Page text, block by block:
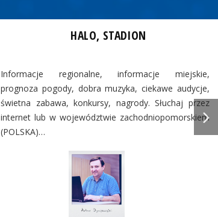
HALO, STADION
Informacje regionalne, informacje miejskie,
prognoza pogody, dobra muzyka, ciekawe audycje,
świetna zabawa, konkursy, nagrody. Słuchaj przez
internet lub w województwie zachodniopomorskiem
(POLSKA)…